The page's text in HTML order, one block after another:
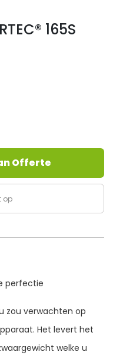
165S
Offerte
op
perfectie
zou verwachten op
Het levert het
welke u